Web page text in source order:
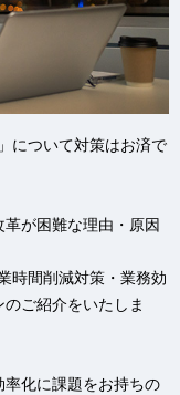
について対策はお済で
が困難な理由・原因
時間削減対策・業務効
ご紹介をいたしま
化に課題をお持ちの